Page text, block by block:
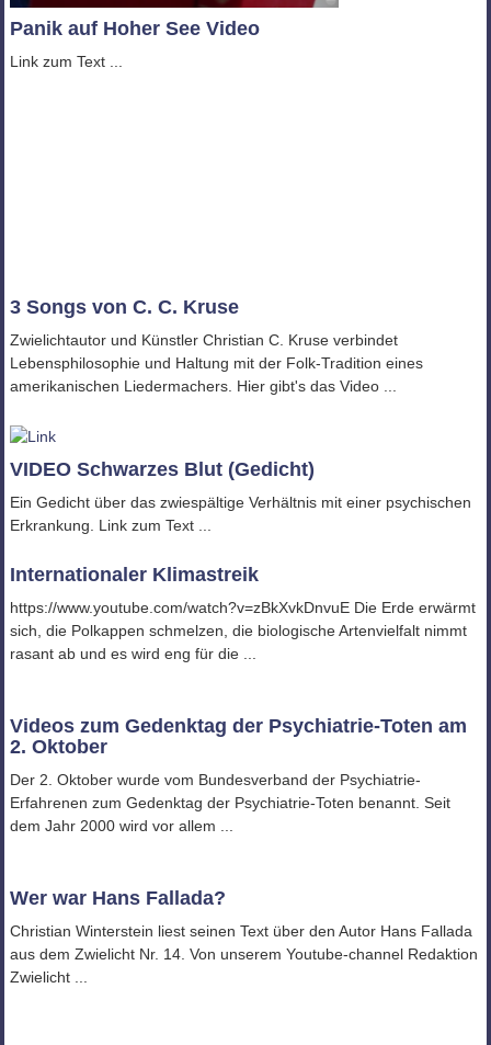
Panik auf Hoher See Video
Link zum Text ...
3 Songs von C. C. Kruse
Zwielichtautor und Künstler Christian C. Kruse verbindet
Lebensphilosophie und Haltung mit der Folk-Tradition eines
amerikanischen Liedermachers. Hier gibt's das Video ...
VIDEO Schwarzes Blut (Gedicht)
Ein Gedicht über das zwiespältige Verhältnis mit einer psychischen
Erkrankung. Link zum Text ...
Internationaler Klimastreik
https://www.youtube.com/watch?v=zBkXvkDnvuE Die Erde erwärmt
sich, die Polkappen schmelzen, die biologische Artenvielfalt nimmt
rasant ab und es wird eng für die ...
Videos zum Gedenktag der Psychiatrie-Toten am
2. Oktober
Der 2. Oktober wurde vom Bundesverband der Psychiatrie-
Erfahrenen zum Gedenktag der Psychiatrie-Toten benannt. Seit
dem Jahr 2000 wird vor allem ...
Wer war Hans Fallada?
Christian Winterstein liest seinen Text über den Autor Hans Fallada
aus dem Zwielicht Nr. 14. Von unserem Youtube-channel Redaktion
Zwielicht ...